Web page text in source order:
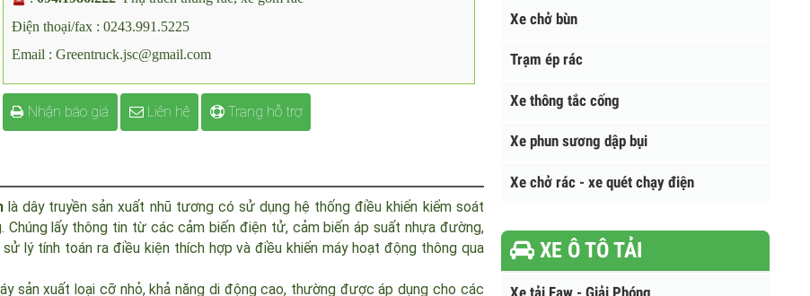
Phụ trách thùng rác, xe gom rác
Điện thoại/fax : 0243.991.5225
Email : Greentruck.jsc@gmail.com
Nhận báo giá Liên hệ Trang hỗ trợ
là dây truyền sản xuất nhũ tương có sử dụng hệ thống điều khiển kiểm soát
lấy thông tin từ các cảm biến điện tử, cảm biến áp suất nhựa đường,
lý tính toán ra điều kiện thích hợp và điều khiển máy hoạt động thông qua
Xe chở bùn
Trạm ép rác
Xe thông tắc cống
XE Ô TÔ TẢI